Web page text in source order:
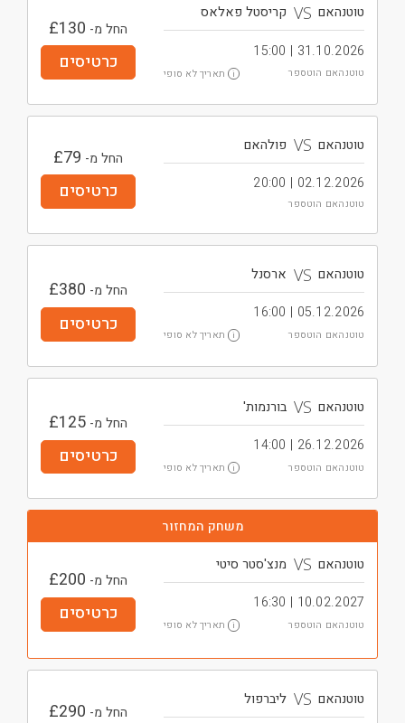
טוטנהאם VS קריסטל פאלאס
31.10.2026 | 15:00
טוטנהאם הוטספר i תאריך לא סופי
החל מ- £130
כרטיסים
טוטנהאם VS פולהאם
02.12.2026 | 20:00
טוטנהאם הוטספר
החל מ- £79
כרטיסים
טוטנהאם VS ארסנל
05.12.2026 | 16:00
טוטנהאם הוטספר i תאריך לא סופי
החל מ- £380
כרטיסים
טוטנהאם VS בורנמות'
26.12.2026 | 14:00
טוטנהאם הוטספר i תאריך לא סופי
החל מ- £125
כרטיסים
משחק המחזור
טוטנהאם VS מנצ'סטר סיטי
10.02.2027 | 16:30
טוטנהאם הוטספר i תאריך לא סופי
החל מ- £200
כרטיסים
טוטנהאם VS ליברפול
החל מ- £290